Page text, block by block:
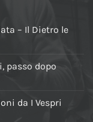
– Il Dietro le
passo dopo
da I Vespri